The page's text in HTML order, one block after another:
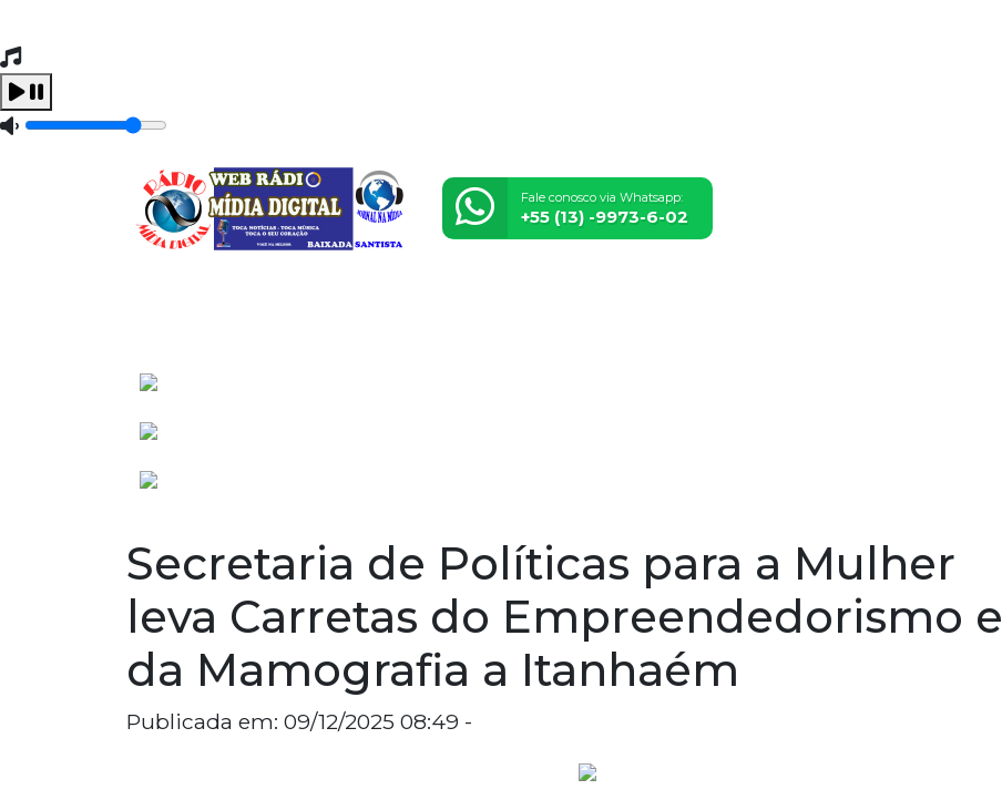
Fale conosco via Whatsapp:
+55 (13) -9973-6-02
Secretaria de Políticas para a Mulher
leva Carretas do Empreendedorismo e
da Mamografia a Itanhaém
Publicada em: 09/12/2025 08:49 -